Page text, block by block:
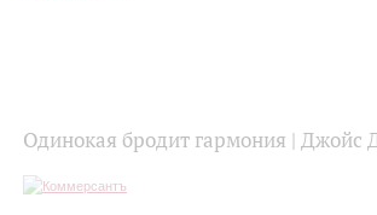
Одинокая бродит гармония | Джойс